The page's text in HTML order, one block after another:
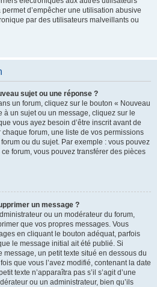
d’empêcher une utilisation abusive
par des utilisateurs malveillants ou
sujet ou une réponse ?
un forum, cliquez sur le bouton « Nouveau
un sujet ou un message, cliquez sur le
vous ayez besoin d’être inscrit avant de
forum, une liste de vos permissions
ou du sujet. Par exemple : vous pouvez
forum, vous pouvez transférer des pièces
un message ?
ou un modérateur du forum,
que vos propres messages. Vous
en cliquant le bouton adéquat, parfois
le message initial ait été publié. Si
message, un petit texte situé en dessous du
que vous l’avez modifié, contenant la date
texte n’apparaîtra pas s’il s’agit d’une
ou un administrateur, bien qu’ils